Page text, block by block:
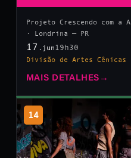
Projeto Crescendo com a
· Londrina — PR
17 .jun 19h30
Divisão de Artes Cênicas –
MAIS DETALHES →
14